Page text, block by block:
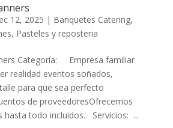
12, 2025 | Banquetes Catering,
, Pasteles y reposteria
Categoría: Empresa familiar
realidad eventos soñados,
para que sea perfecto
de proveedoresOfrecemos
hasta todo incluidos. Servicios: ...